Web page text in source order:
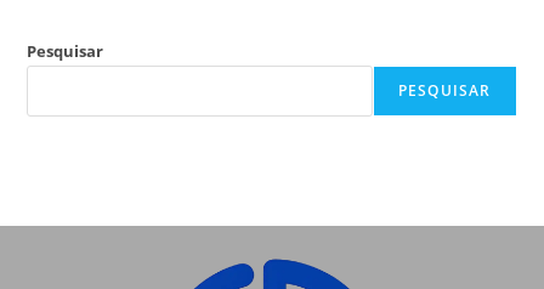
Pesquisar
PESQUISAR